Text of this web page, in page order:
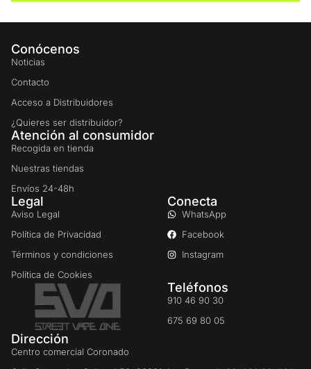
Conócenos
Noticias
Contacto
Acceso a Distribuidores
¿Quieres ser distribuidor?
Atención al consumidor
Recogida en tienda
Nuestras tiendas
Envíos 24-48h
Legal
Aviso Legal
Política de Privacidad
Términos y condiciones
Política de Cookies
Conecta
WhatsApp
Facebook
Instagram
Teléfonos
910 46 90 30
675 69 80 05
Dirección
Centro comercial Coronado